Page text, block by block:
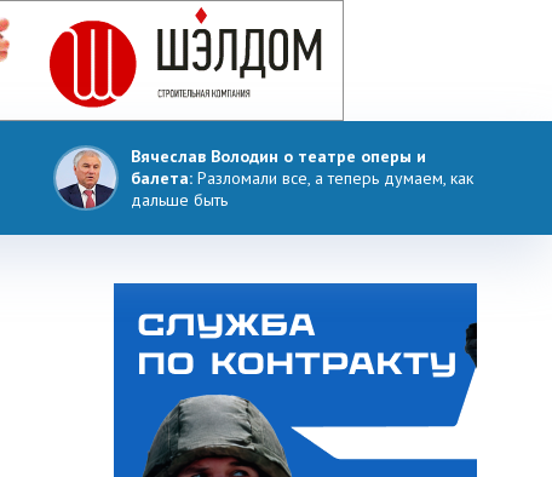
Вячеслав Володин о театре оперы и
балета: Разломали все, а теперь думаем, как
дальше быть